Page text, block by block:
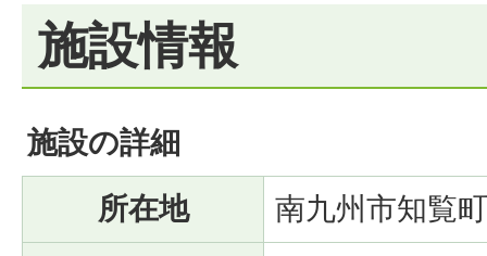
施設情報
施設の詳細
所在地
南九州市知覧